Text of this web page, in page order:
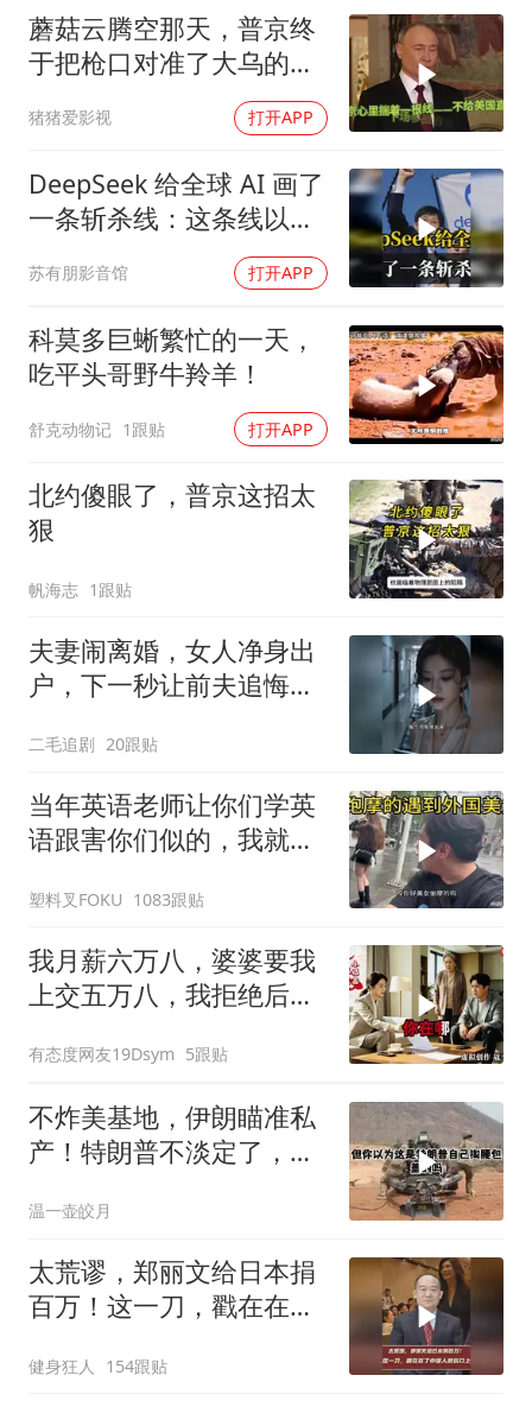
蘑菇云腾空那天，普京终
于把枪口对准了大乌的军
猪猪爱影视 打开APP
DeepSeek 给全球 AI 画了
一条斩杀线：这条线以下
的，趁早都别干了！
苏有朋影音馆 打开APP
科莫多巨蜥繁忙的一天，
吃平头哥野牛羚羊！
舒克动物记 1跟贴 打开APP
北约傻眼了，普京这招太
狠
帆海志 1跟贴
夫妻闹离婚，女人净身出
户，下一秒让前夫追悔莫
二毛追剧 20跟贴
当年英语老师让你们学英
语跟害你们似的，我就是
塑料叉FOKU 1083跟贴
我月薪六万八，婆婆要我
上交五万八，我拒绝后她
离婚
有态度网友19Dsym 5跟贴
不炸美基地，伊朗瞄准私
产！特朗普不淡定了，被
温一壶皎月
太荒谬，郑丽文给日本捐
百万！这一刀，戳在在了
健身狂人 154跟贴